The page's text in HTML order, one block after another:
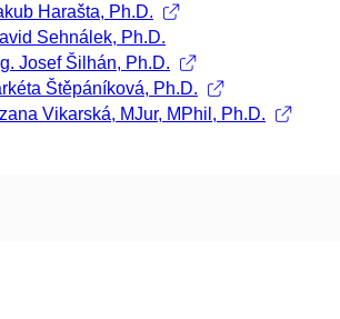
Harašta, Ph.D.
Sehnálek, Ph.D.
Josef Šilhán, Ph.D.
Štěpáníková, Ph.D.
Vikarská, MJur, MPhil, Ph.D.